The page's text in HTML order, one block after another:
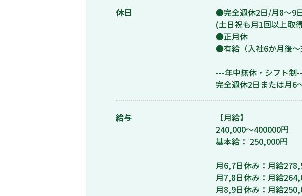
休日
●完全週休2日/月8〜9
(土日祝も月1回以上取
●正月休
●有給（入社6か月後～
---年中無休・シフト制
完全週休2日または月6
給与
【月給】
240,000〜400000円
基本給： 250,000円
月6,7日休み：月給
月7,8日休み：月給
月8,9日休み：月給